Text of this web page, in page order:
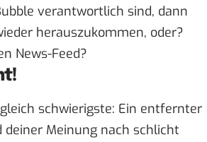
verantwortlich sind, dann
herauszukommen, oder?
News-Feed?
schwierigste: Ein entfernter
Meinung nach schlicht